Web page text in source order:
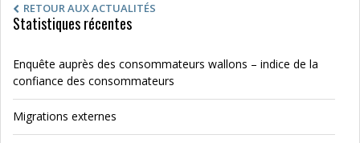
RETOUR AUX ACTUALITÉS
Statistiques récentes
Enquête auprès des consommateurs wallons – indice de la
confiance des consommateurs
Migrations externes